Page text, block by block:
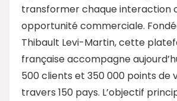
transformer chaque interaction
opportunité commerciale.
Thibault Levi-Martin, cette
française accompagne
500 clients et 350 000 points de
travers 150 pays. L’objectif